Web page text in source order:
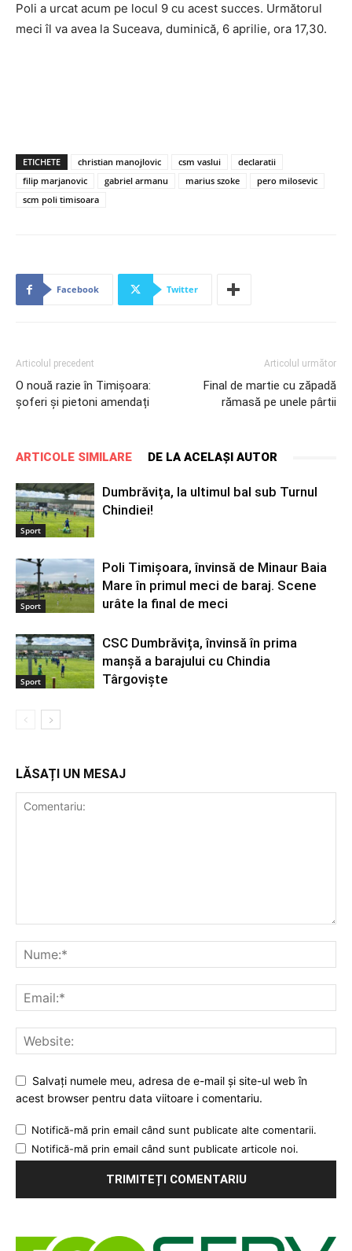
Poli a urcat acum pe locul 9 cu acest succes. Următorul
meci îl va avea la Suceava, duminică, 6 aprilie, ora 17,30.
ETICHETE christian manojlovic csm vaslui
declaratii
filip marjanovic
gabriel armanu marius szoke
pero milosevic
scm poli timisoara
Facebook Twitter
Articolul precedent
O nouă razie în Timișoara:
șoferi și pietoni amendați
Articolul următor
Final de martie cu zăpadă
rămasă pe unele pârtii
ARTICOLE SIMILARE DE LA ACELAȘI AUTOR
Sport
Dumbrăvița, la ultimul bal sub Turnul
Chindiei!
Sport
Poli Timișoara, învinsă de Minaur Baia
Mare în primul meci de baraj. Scene
urâte la final de meci
Sport
CSC Dumbrăvița, învinsă în prima
manșă a barajului cu Chindia
Târgoviște
LĂSAȚI UN MESAJ
Salvați numele meu, adresa de e-mail și site-ul web în
acest browser pentru data viitoare i comentariu.
Notifică-mă prin email când sunt publicate alte comentarii.
Notifică-mă prin email când sunt publicate articole noi.